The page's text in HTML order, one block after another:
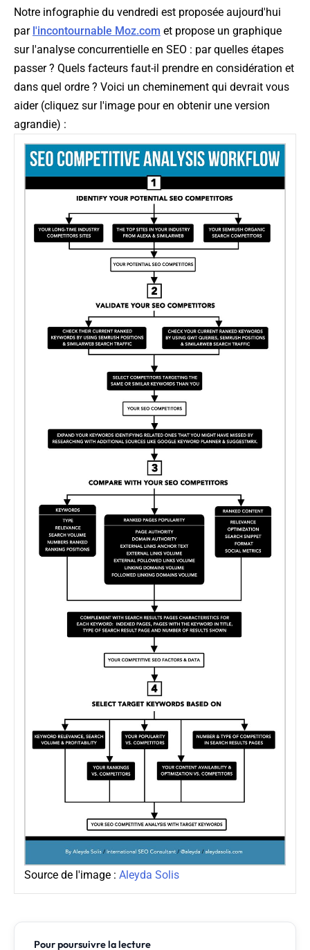
Notre infographie du vendredi est proposée aujourd'hui
par l'incontournable Moz.com et propose un graphique
sur l'analyse concurrentielle en SEO : par quelles étapes
passer ? Quels facteurs faut-il prendre en considération et
dans quel ordre ? Voici un cheminement qui devrait vous
aider (cliquez sur l'image pour en obtenir une version
agrandie) :
Source de l'image : Aleyda Solis
Pour poursuivre la lecture